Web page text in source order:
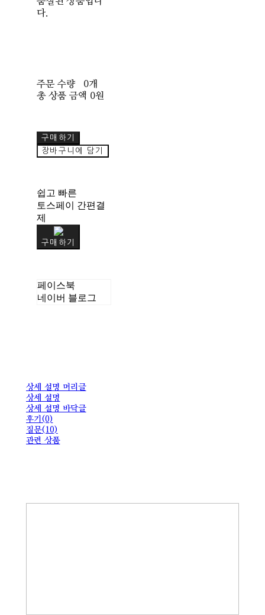
다.
주문 수량
0개
총 상품 금액 0원
구매하기
장바구니에 담기
쉽고 빠른
토스페이 간편결
제
구매하기
페이스북
네이버 블로그
상세 설명 머리글
상세 설명
상세 설명 바닥글
후기(0)
질문(10)
관련 상품